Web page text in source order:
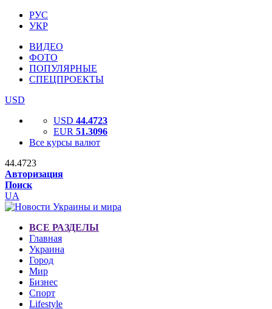
РУС
УКР
ВИДЕО
ФОТО
ПОПУЛЯРНЫЕ
СПЕЦПРОЕКТЫ
USD
USD 44.4723
EUR 51.3096
Все курсы валют
44.4723
Авторизация
Поиск
UA
ВСЕ РАЗДЕЛЫ
Главная
Украина
Город
Мир
Бизнес
Спорт
Lifestyle